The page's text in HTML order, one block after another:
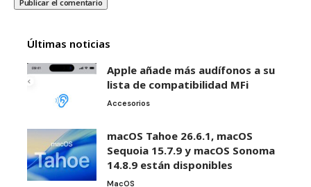
Últimas noticias
Apple añade más audífonos a su
lista de compatibilidad MFi
Accesorios
macOS Tahoe 26.6.1, macOS
Sequoia 15.7.9 y macOS Sonoma
14.8.9 están disponibles
MacOS